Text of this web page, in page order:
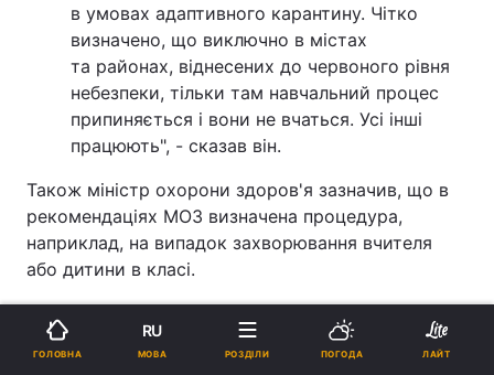
в умовах адаптивного карантину. Чітко
визначено, що виключно в містах
та районах, віднесених до червоного рівня
небезпеки, тільки там навчальний процес
припиняється і вони не вчаться. Усі інші
працюють", - сказав він.
Також міністр охорони здоров'я зазначив, що в
рекомендаціях МОЗ визначена процедура,
наприклад, на випадок захворювання вчителя
або дитини в класі.
Він уточнив, що в таких випадках рішення
приймає лікар-епідеміолог.
ГОЛОВНА
RU
МОВА РОЗДІЛИ ПОГОДА ЛАЙТ